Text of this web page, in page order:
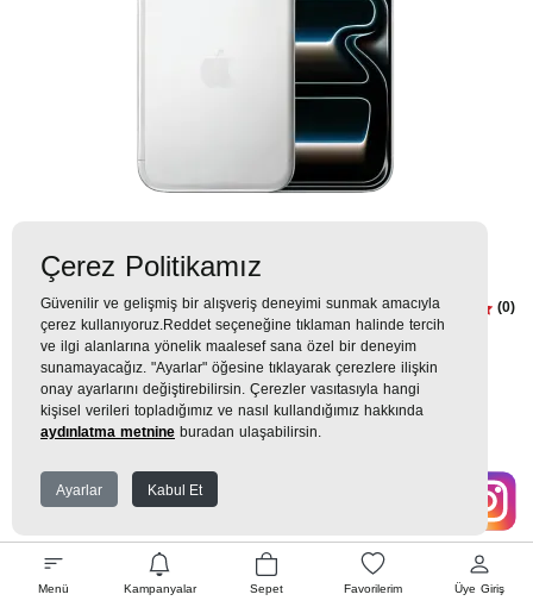
Menü Kampanyalar Sepet Favorilerim Üye Giriş
iPhone 17 Pro Max 512GB Gümüş
iPhone 17 Pro Max
(0)
142.999TL
15.889 TLx 9 Taksit =142.999 TL
Ekstra İndirim %12 =125.839
EK GARANTİ
Çerez Politikamız
Güvenilir ve gelişmiş bir alışveriş deneyimi sunmak amacıyla
çerez kullanıyoruz.Reddet seçeneğine tıklaman halinde tercih
ve ilgi alanlarına yönelik maalesef sana özel bir deneyim
sunamayacağız. "Ayarlar" öğesine tıklayarak çerezlere ilişkin
onay ayarlarını değiştirebilirsin. Çerezler vasıtasıyla hangi
kişisel verileri topladığımız ve nasıl kullandığımız hakkında
aydınlatma metnine buradan ulaşabilirsin.
Ayarlar Kabul Et